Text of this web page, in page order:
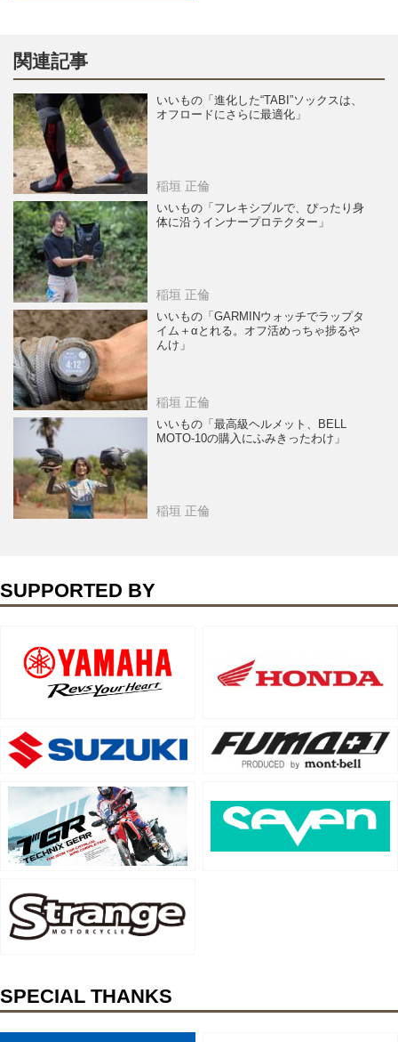
関連記事
いいもの「進化した“TABI”ソックスは、
オフロードにさらに最適化」
稲垣 正倫
いいもの「フレキシブルで、ぴったり身
体に沿うインナープロテクター」
稲垣 正倫
いいもの「GARMINウォッチでラップタ
イム＋αとれる。オフ活めっちゃ捗るや
んけ」
稲垣 正倫
いいもの「最高級ヘルメット、BELL
MOTO-10の購入にふみきったわけ」
稲垣 正倫
SUPPORTED BY
SPECIAL THANKS